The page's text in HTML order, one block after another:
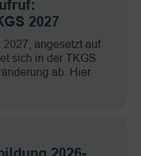
2027
angesetzt auf
sich in der TKGS
ab. Hier